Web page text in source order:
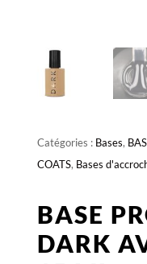
Catégories : Bases,
COATS, Bases
BASE
DARK